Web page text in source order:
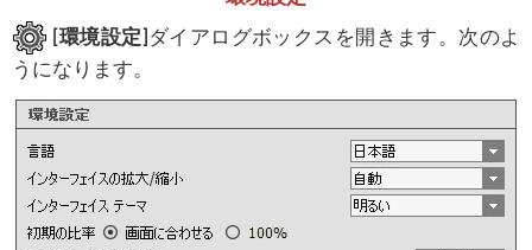
[環境設定]ダイアログボックスを開きます。次のよ
うになります。